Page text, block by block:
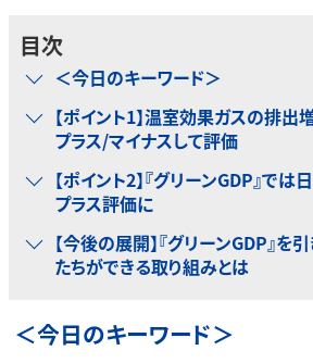
目次
＜今日のキーワード＞
【ポイント1】温室効果ガスの排
プラス/マイナスして評価
【ポイント2】『グリーンGDP』で
プラス評価に
【今後の展開】『グリーンGDP』を
たちができる取り組みとは
＜今日のキーワード＞